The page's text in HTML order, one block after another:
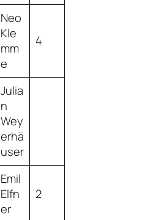
Neo
Kle
mm
e
4
Julia
n
Wey
erhä
user
Emil
Elfn
er
2